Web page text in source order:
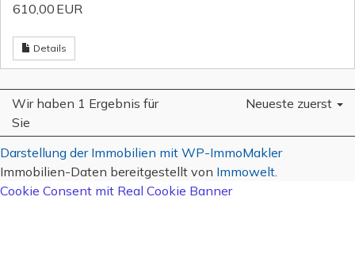
610,00 EUR
Details
Wir haben 1 Ergebnis für
Sie
Neueste zuerst
Darstellung der Immobilien mit WP-ImmoMakler
Immobilien-Daten bereitgestellt von Immowelt
Cookie Consent mit Real Cookie Banner